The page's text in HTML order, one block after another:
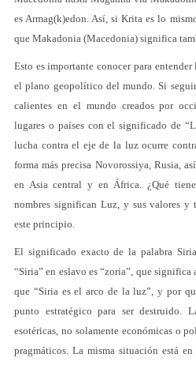
es Armag(k)edon. Así, si Krita es lo
que Makadonia (Macedonia) significa
Esto es importante conocer para
el plano geopolítico del mundo. Si
calientes en el mundo creados por
lugares o países con el significado de
lucha contra el eje de la luz ocurre
forma más precisa Novorossiya, Rusia,
en Asia central y en África. ¿Qué
nombres significan Luz, y sus valores y
este principio.
El significado exacto de la palabra
“Siria” en eslavo es “zoria”, que significa
que “Siria es el arco de la luz”, y por
punto estratégico para ser destruido.
esotéricas, no solamente económicas o
pragmáticos. La misma situación está